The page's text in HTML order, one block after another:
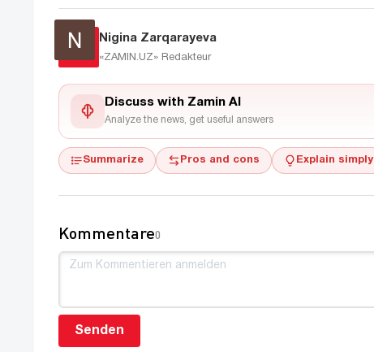
Nigina Zarqarayeva
«ZAMIN.UZ» Redakteur
Discuss with Zamin AI
Analyze the news, get useful answers
Summarize Pros and cons Explain simply
Kommentare0
Senden